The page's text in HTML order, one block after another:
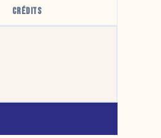
CRÉDITS